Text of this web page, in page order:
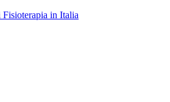
in Italia